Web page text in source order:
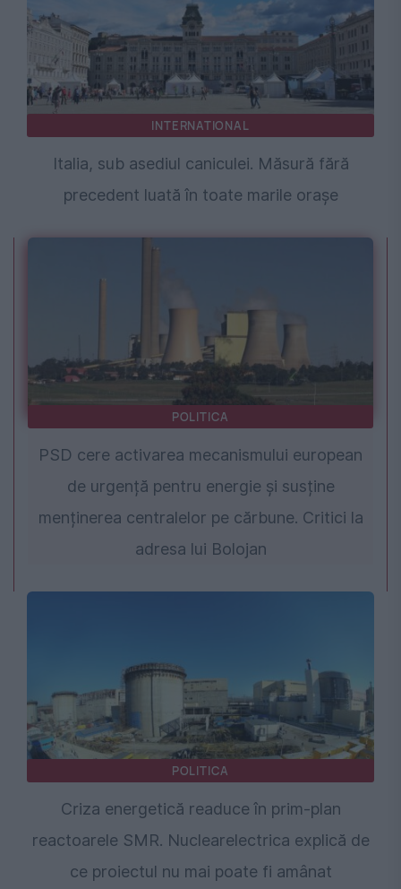
INTERNATIONAL
Italia, sub asediul caniculei. Măsură fără
precedent luată în toate marile orașe
POLITICA
PSD cere activarea mecanismului european
de urgență pentru energie și susține
menținerea centralelor pe cărbune. Critici la
adresa lui Bolojan
POLITICA
Criza energetică readuce în prim-plan
reactoarele SMR. Nuclearelectrica explică de
ce proiectul nu mai poate fi amânat